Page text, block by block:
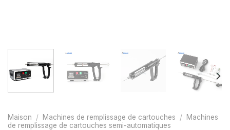
Maison / Machines de remplissage de cartouches /
Machines
de remplissage de cartouches semi-automatiques